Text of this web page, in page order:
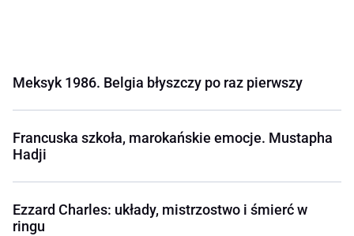
Meksyk 1986. Belgia błyszczy po raz pierwszy
Francuska szkoła, marokańskie emocje. Mustapha
Hadji
Ezzard Charles: układy, mistrzostwo i śmierć w
ringu